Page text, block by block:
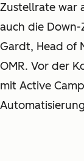
Zustellrate war
auch die
Gardt, Head of
OMR. Vor der
mit Active